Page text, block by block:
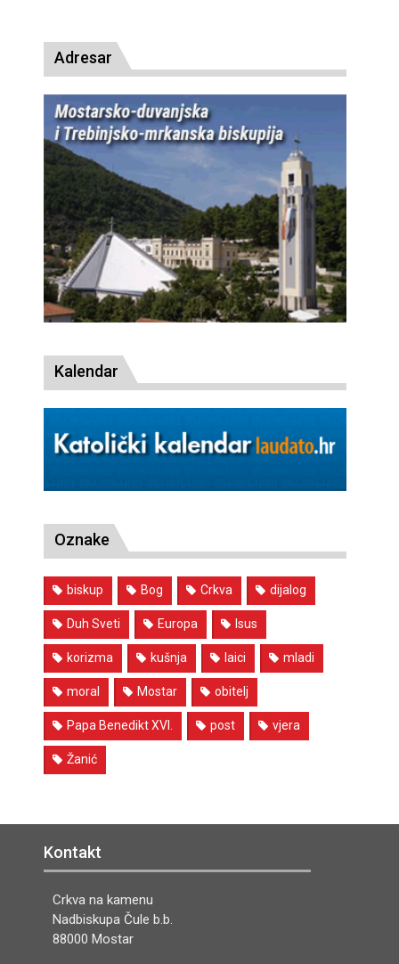
Adresar
Kalendar
Oznake
biskup Bog Crkva dijalog
Duh Sveti Europa Isus
korizma kušnja laici mladi
moral Mostar obitelj
Papa Benedikt XVI. post vjera
Žanić
Kontakt
Crkva na kamenu
Nadbiskupa Čule b.b.
88000 Mostar